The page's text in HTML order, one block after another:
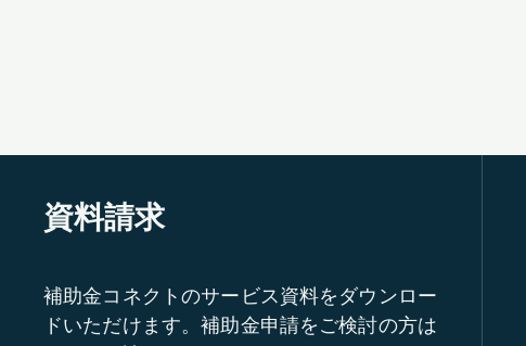
資料請求
補助金コネクトのサービス資料をダウンロー
ドいただけます。補助金申請をご検討の方は